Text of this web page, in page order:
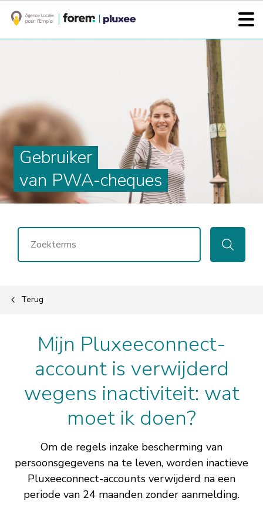
Gebruiker
van PWA-cheques
ZOEKEN
Terug
Mijn Pluxeeconnect-
account is verwijderd
wegens inactiviteit: wat
moet ik doen?
Om de regels inzake bescherming van
persoonsgegevens na te leven, worden inactieve
Pluxeeconnect-accounts verwijderd na een
periode van 24 maanden zonder aanmelding.